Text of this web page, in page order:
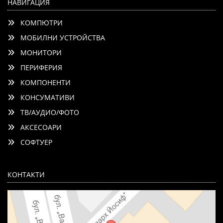
НАВИГАЦИЯ
КОМПЮТРИ
МОБИЛНИ УСТРОЙСТВА
МОНИТОРИ
ПЕРИФЕРИЯ
КОМПОНЕНТИ
КОНСУМАТИВИ
ТВ/АУДИО/ФОТО
АКСЕСОАРИ
СОФТУЕР
КОНТАКТИ